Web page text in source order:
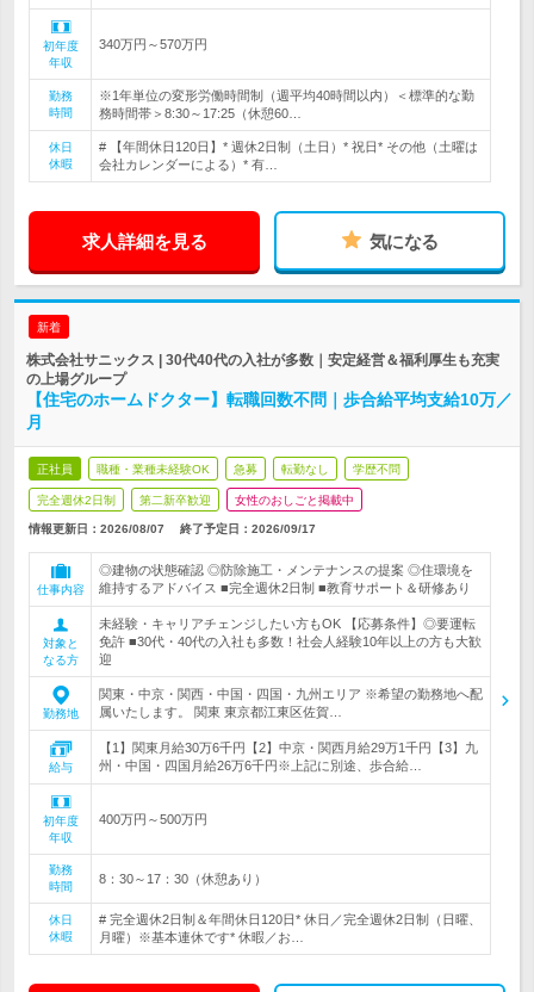
初年度
年収
340万円～570万円
勤務
時間
※1年単位の変形労働時間制（週平均40時間以内）＜標準的な勤
務時間帯＞8:30～17:25（休憩60…
休日
休暇
# 【年間休日120日】* 週休2日制（土日）* 祝日* その他（土曜は
会社カレンダーによる）* 有…
求人詳細を見る 気になる
新着
株式会社サニックス | 30代40代の入社が多数｜安定経営＆福利厚生も充実
の上場グループ
【住宅のホームドクター】転職回数不問｜歩合給平均支給10万／
月
正社員 職種・業種未経験OK 急募 転勤なし 学歴不問
完全週休2日制 第二新卒歓迎 女性のおしごと掲載中
情報更新日：2026/08/07 終了予定日： 2026/09/17
仕事内容
◎建物の状態確認 ◎防除施工・メンテナンスの提案 ◎住環境を
維持するアドバイス ■完全週休2日制 ■教育サポート＆研修あり
対象と
なる方
未経験・キャリアチェンジしたい方もOK 【応募条件】◎要運転
免許 ■30代・40代の入社も多数！社会人経験10年以上の方も大歓
迎
勤務地
関東・中京・関西・中国・四国・九州エリア ※希望の勤務地へ配
属いたします。 関東 東京都江東区佐賀…
給与
【1】関東月給30万6千円【2】中京・関西月給29万1千円【3】九
州・中国・四国月給26万6千円※上記に別途、歩合給…
初年度
年収
400万円～500万円
勤務
時間
8：30～17：30（休憩あり）
休日
休暇
# 完全週休2日制＆年間休日120日* 休日／完全週休2日制（日曜、
月曜）※基本連休です* 休暇／お…